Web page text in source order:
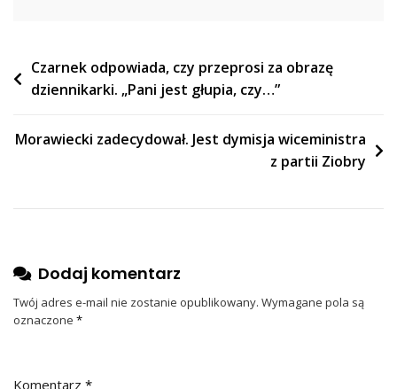
Nawigacja
wpisu
Czarnek odpowiada, czy przeprosi za obrazę
dziennikarki. „Pani jest głupia, czy…”
Morawiecki zadecydował. Jest dymisja wiceministra
z partii Ziobry
Dodaj komentarz
Twój adres e-mail nie zostanie opublikowany. Wymagane pola są
oznaczone *
Komentarz *